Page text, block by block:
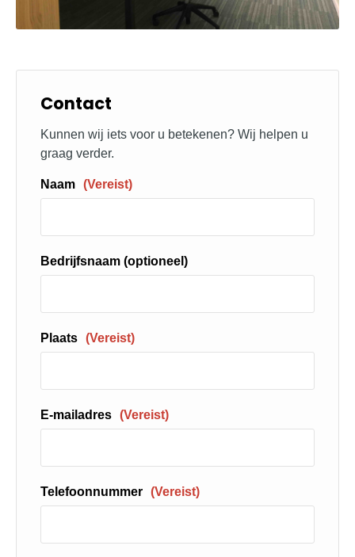
Contact
Kunnen wij iets voor u betekenen? Wij helpen u
graag verder.
Naam (Vereist)
Bedrijfsnaam (optioneel)
Plaats (Vereist)
E-mailadres (Vereist)
Telefoonnummer (Vereist)